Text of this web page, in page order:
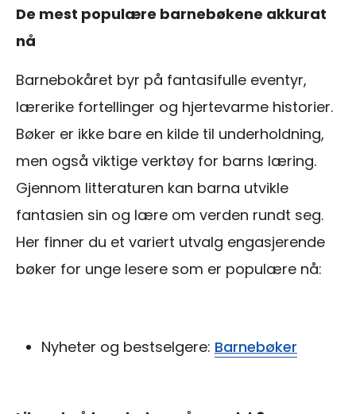
De mest populære barnebøkene akkurat
nå
Barnebokåret byr på fantasifulle eventyr,
lærerike fortellinger og hjertevarme historier.
Bøker er ikke bare en kilde til underholdning,
men også viktige verktøy for barns læring.
Gjennom litteraturen kan barna utvikle
fantasien sin og lære om verden rundt seg.
Her finner du et variert utvalg engasjerende
bøker for unge lesere som er populære nå:
Nyheter og bestselgere: Barnebøker